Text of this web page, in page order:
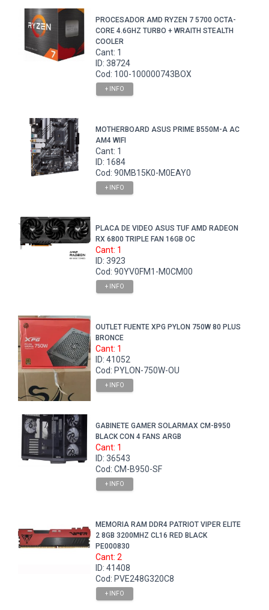
PROCESADOR AMD RYZEN 7 5700 OCTA-
CORE 4.6GHZ TURBO + WRAITH STEALTH
COOLER
Cant: 1
ID: 38724
Cod: 100-100000743BOX
+ INFO
MOTHERBOARD ASUS PRIME B550M-A AC
AM4 WIFI
Cant: 1
ID: 1684
Cod: 90MB15K0-M0EAY0
+ INFO
PLACA DE VIDEO ASUS TUF AMD RADEON
RX 6800 TRIPLE FAN 16GB OC
Cant: 1
ID: 3923
Cod: 90YV0FM1-M0CM00
+ INFO
OUTLET FUENTE XPG PYLON 750W 80 PLUS
BRONCE
Cant: 1
ID: 41052
Cod: PYLON-750W-OU
+ INFO
GABINETE GAMER SOLARMAX CM-B950
BLACK CON 4 FANS ARGB
Cant: 1
ID: 36543
Cod: CM-B950-SF
+ INFO
MEMORIA RAM DDR4 PATRIOT VIPER ELITE
2 8GB 3200MHZ CL16 RED BLACK
PE000830
Cant: 2
ID: 41408
Cod: PVE248G320C8
+ INFO